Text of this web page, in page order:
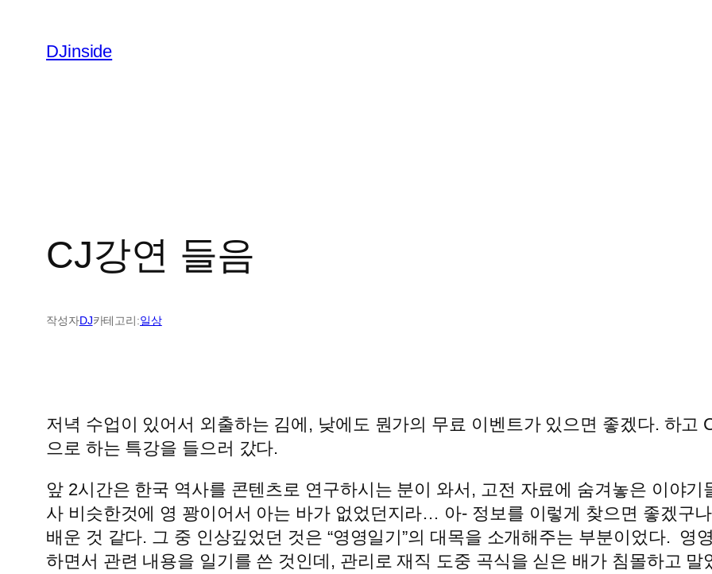
DJinside
CJ강연 들음
작성자DJ카테고리:일상
저녁 수업이 있어서 외출하는 김에, 낮에도 뭔가의 무료 이벤트가 있으면 좋겠다. 하고
으로 하는 특강을 들으러 갔다.
앞 2시간은 한국 역사를 콘텐츠로 연구하시는 분이 와서, 고전 자료에 숨겨놓은 이야
사 비슷한것에 영 꽝이어서 아는 바가 없었던지라… 아- 정보를 이렇게 찾으면 좋겠구
배운 것 같다. 그 중 인상깊었던 것은 “영영일기”의 대목을 소개해주는 부분이었다. 영
하면서 관련 내용을 일기를 쓴 것인데, 관리로 재직 도중 곡식을 싣은 배가 침몰하고